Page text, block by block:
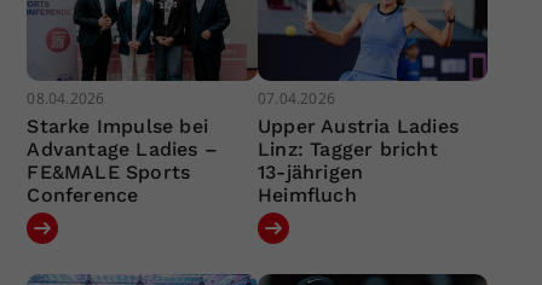
08.04.2026
Starke Impulse bei
Advantage Ladies –
FE&MALE Sports
Conference
07.04.2026
Upper Austria Ladies
Linz: Tagger bricht
13-jährigen
Heimfluch